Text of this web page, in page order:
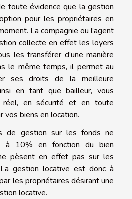
toute évidence que la gestion
pour les propriétaires en
La compagnie ou l’agent
collecte en effet les loyers
les transférer d’une manière
le même temps, il permet au
ses droits de la meilleure
en tant que bailleur, vous
réel, en sécurité et en toute
vos biens en location.
de gestion sur les fonds ne
à 10% en fonction du bien
pèsent en effet pas sur les
gestion locative est donc à
les propriétaires désirant une
locative.